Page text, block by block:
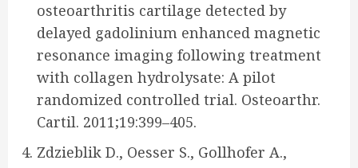
osteoarthritis cartilage detected by
delayed gadolinium enhanced magnetic
resonance imaging following treatment
with collagen hydrolysate: A pilot
randomized controlled trial. Osteoarthr.
Cartil. 2011;19:399–405.
Zdzieblik D., Oesser S., Gollhofer A.,